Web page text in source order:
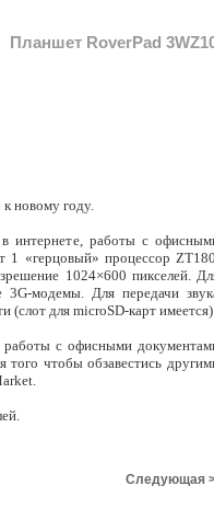
Планшет RoverPad
к новому году.
в интернете, работы с
1 «герцовый» процессор
1024×600 пикселей.
3G-модемы. Для передачи
(слот для microSD-карт
работы с офисными
того чтобы обзавестись
Следующая